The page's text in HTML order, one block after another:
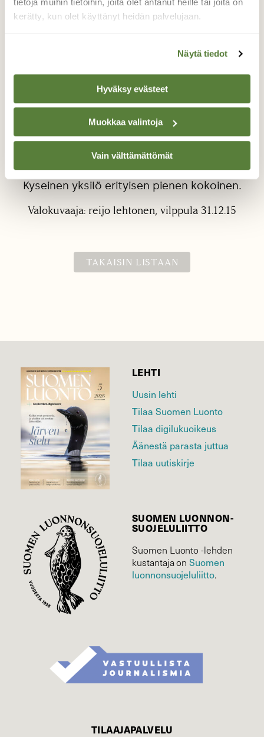
tietoja muihin tietoihin, joita olet antanut heille tai joita on
kerätty, kun olet käyttänyt heidän palvelujaan.
Näytä tiedot
Hyväksy evästeet
Muokkaa valintoja
Vain välttämättömät
Puukiipijä ja pala läskiä
Se on tuossa männyssä vieraillut useinkin. Ei
sitä juurikaan tuo läski kiinnostanut. On kyllä
viimesen päälle vaikee havaittava kun on
paikallaan.Liikkuu enimmäkseen hämärissä.
Kyseinen yksilö erityisen pienen kokoinen.
Valokuvaaja: reijo lehtonen, vilppula 31.12.15
TAKAISIN LISTAAN
LEHTI
Uusin lehti
Tilaa Suomen Luonto
Tilaa digilukuoikeus
Äänestä parasta juttua
Tilaa uutiskirje
SUOMEN LUONNON­
SUOJELU­LIITTO
Suomen Luonto -lehden
kustantaja onSuomen
luonnonsuojelu­liitto.
TILAAJAPALVELU